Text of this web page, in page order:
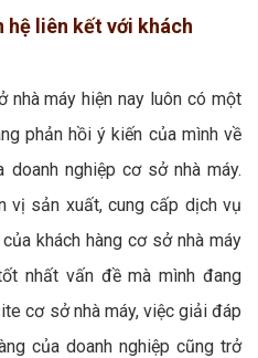
liên kết với khách
nhà máy hiện nay luôn có một
phản hồi ý kiến của mình về
doanh nghiệp cơ sở nhà máy.
vị sản xuất, cung cấp dịch vụ
khách hàng cơ sở nhà máy
nhất vấn đề mà mình đang
cơ sở nhà máy, việc giải đáp
của doanh nghiệp cũng trở